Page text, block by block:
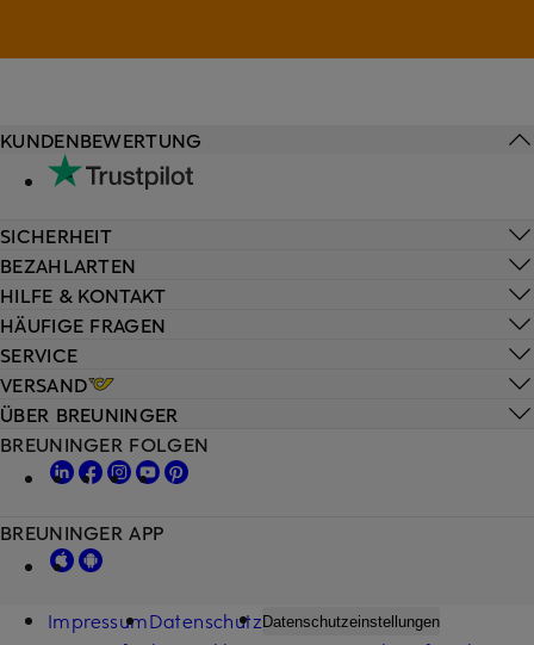
HILFE & KONTAKT
HÄUFIGE FRAGEN
SERVICE
VERSAND
KUNDENBEWERTUNG
SICHERHEIT
BEZAHLARTEN
ÜBER BREUNINGER
BREUNINGER FOLGEN
BREUNINGER APP
ImpressumDatenschutzDatenschutzeinstellungen